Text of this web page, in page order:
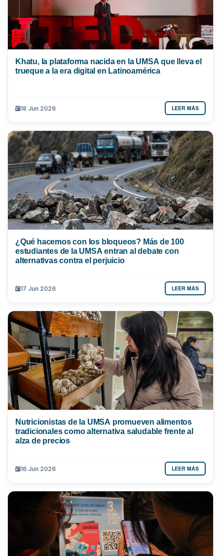
Khatu, la plataforma nacida en la UMSA que lleva el
trueque a la era digital en Latinoamérica
18 Jun 2026 LEER MÁS
¿Qué hacemos con los bloqueos? Más de 100
estudiantes de la UMSA entran al debate con
alternativas contra el perjuicio
17 Jun 2026 LEER MÁS
Nutricionistas de la UMSA promueven alimentos
tradicionales como alternativa saludable frente al
alza de precios
16 Jun 2026 LEER MÁS